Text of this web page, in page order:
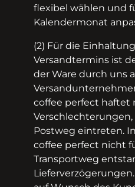
flexibel wählen und
Kalendermonat
(2) Für die
Versandtermins ist
der Ware durch uns
coffee perfect haftet
Postweg eintreten.
coffee perfect nicht
Transportweg